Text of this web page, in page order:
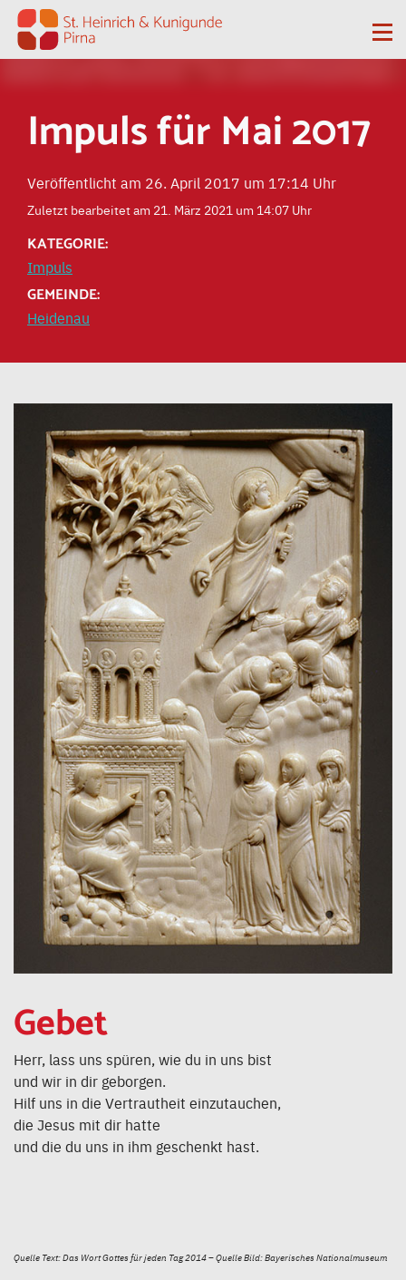
Zum Inhalt springen
Impuls für Mai 2017
Veröffentlicht am 26. April 2017 um 17:14 Uhr
Zuletzt bearbeitet am 21. März 2021 um 14:07 Uhr
KATEGORIE:
Impuls
GEMEINDE:
Heidenau
Gebet
Herr, lass uns spüren, wie du in uns bist
und wir in dir geborgen.
Hilf uns in die Vertrautheit einzutauchen,
die Jesus mit dir hatte
und die du uns in ihm geschenkt hast.
Quelle Text: Das Wort Gottes für jeden Tag 2014 – Quelle Bild: Bayerisches Nationalmuseum